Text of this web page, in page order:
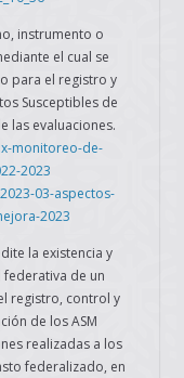
instrumento o
el cual se
para el registro y
Susceptibles de
las evaluaciones.
monitoreo-de-
2023
03-aspectos-
2023
la existencia y
de un
registro, control y
de los ASM
realizadas a los
federalizado, en